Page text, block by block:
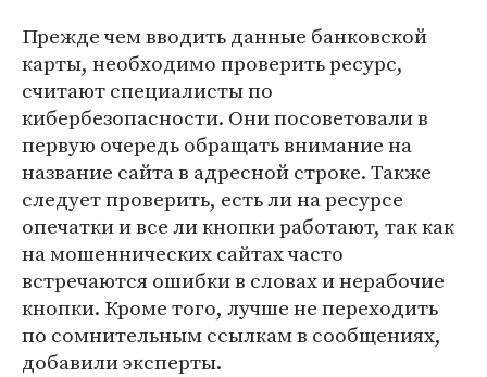
Прежде чем вводить данные банковской
карты, необходимо проверить ресурс,
считают специалисты по
кибербезопасности. Они посоветовали в
первую очередь обращать внимание на
название сайта в адресной строке. Также
следует проверить, есть ли на ресурсе
опечатки и все ли кнопки работают, так как
на мошеннических сайтах часто
встречаются ошибки в словах и нерабочие
кнопки. Кроме того, лучше не переходить
по сомнительным ссылкам в сообщениях,
добавили эксперты.